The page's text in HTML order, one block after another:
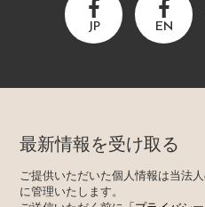
JP EN
最新情報を受け取る
ご提供いただいた個人情報は当法
に管理いたします。